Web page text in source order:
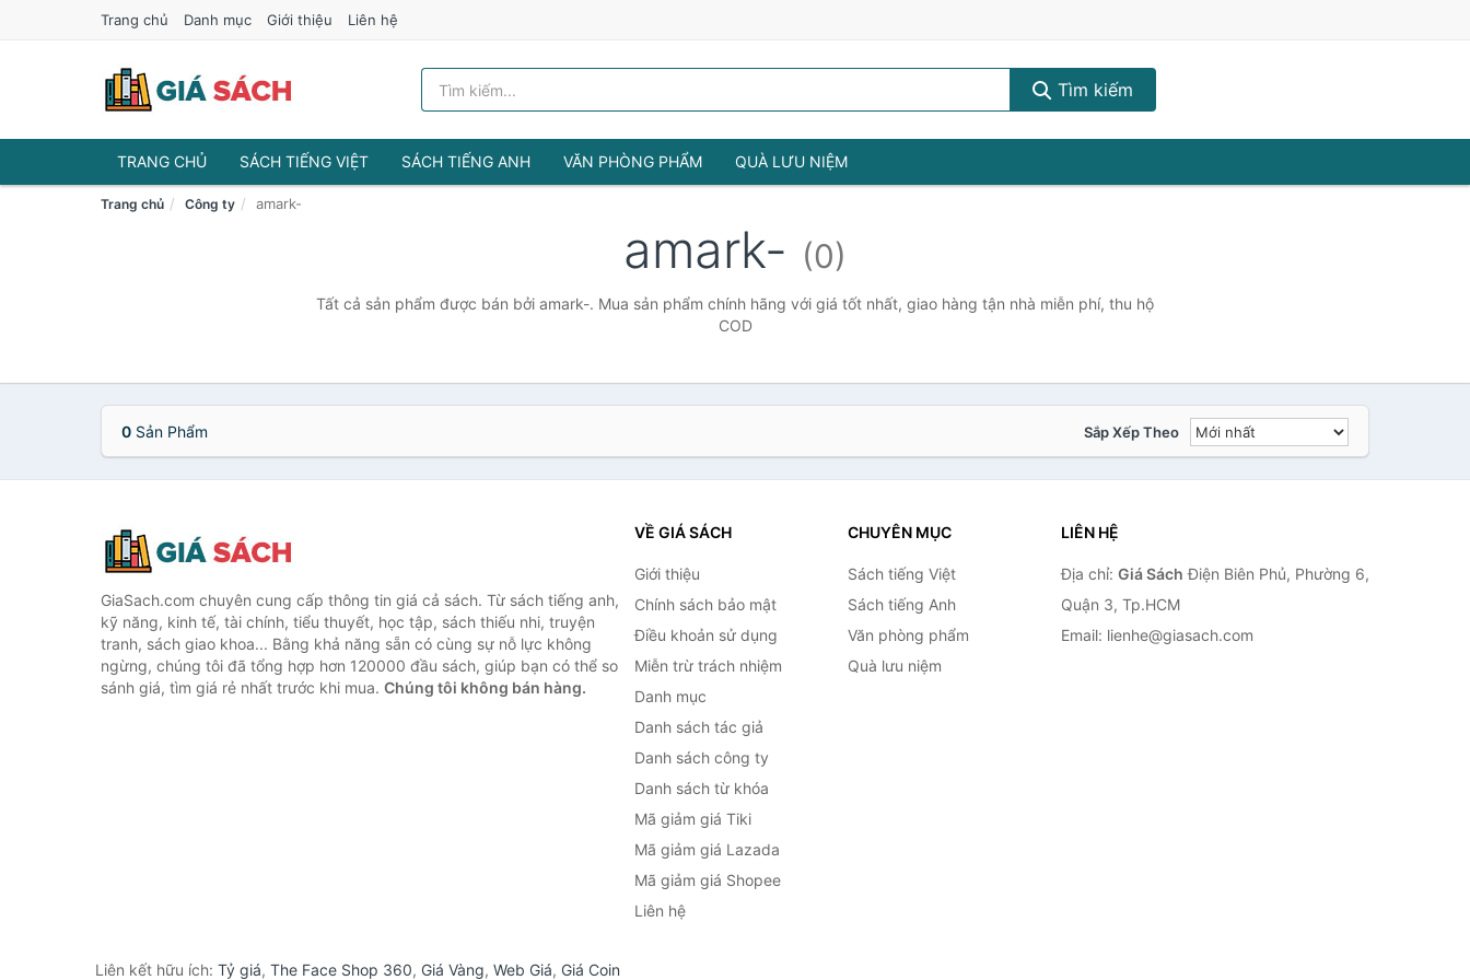
Trang chủ Danh mục Giới thiệu Liên hệ
Tìm kiếm
TRANG CHỦ SÁCH TIẾNG VIỆT SÁCH TIẾNG ANH VĂN PHÒNG PHẨM QUÀ LƯU NIỆM
Trang chủ Công ty amark-
amark- (0)
Tất cả sản phẩm được bán bởi amark-. Mua sản phẩm chính hãng với giá tốt nhất, giao hàng tận nhà miễn phí, thu hộ
COD
0 Sản Phẩm Sắp Xếp Theo
GiaSach.com chuyên cung cấp thông tin giá cả sách. Từ sách tiếng anh,
kỹ năng, kinh tế, tài chính, tiểu thuyết, học tập, sách thiếu nhi, truyện
tranh, sách giao khoa... Bằng khả năng sẵn có cùng sự nỗ lực không
ngừng, chúng tôi đã tổng hợp hơn 120000 đầu sách, giúp bạn có thể so
sánh giá, tìm giá rẻ nhất trước khi mua. Chúng tôi không bán hàng.
VỀ GIÁ SÁCH
Giới thiệu
Chính sách bảo mật
Điều khoản sử dụng
Miễn trừ trách nhiệm
Danh mục
Danh sách tác giả
Danh sách công ty
Danh sách từ khóa
Mã giảm giá Tiki
Mã giảm giá Lazada
Mã giảm giá Shopee
Liên hệ
CHUYÊN MỤC
Sách tiếng Việt
Sách tiếng Anh
Văn phòng phẩm
Quà lưu niệm
LIÊN HỆ
Địa chỉ: Giá Sách Điện Biên Phủ, Phường 6,
Quận 3, Tp.HCM
Email: lienhe@giasach.com
Liên kết hữu ích: Tỷ giá, The Face Shop 360, Giá Vàng, Web Giá, Giá Coin